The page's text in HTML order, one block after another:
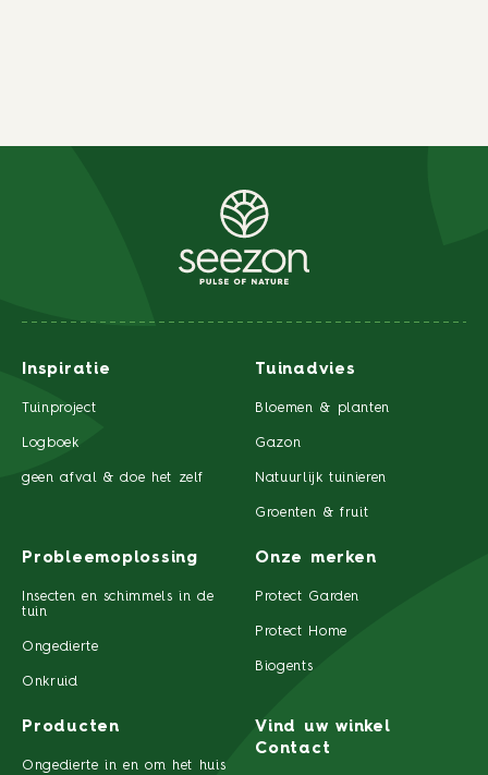
Inspiratie
Tuinproject
Logboek
geen afval & doe het zelf
Tuinadvies
Bloemen & planten
Gazon
Natuurlijk tuinieren
Groenten & fruit
Probleemoplossing
Insecten en schimmels in de
tuin
Ongedierte
Onkruid
Onze merken
Protect Garden
Protect Home
Biogents
Producten
Ongedierte in en om het huis
Vind uw winkel
Contact